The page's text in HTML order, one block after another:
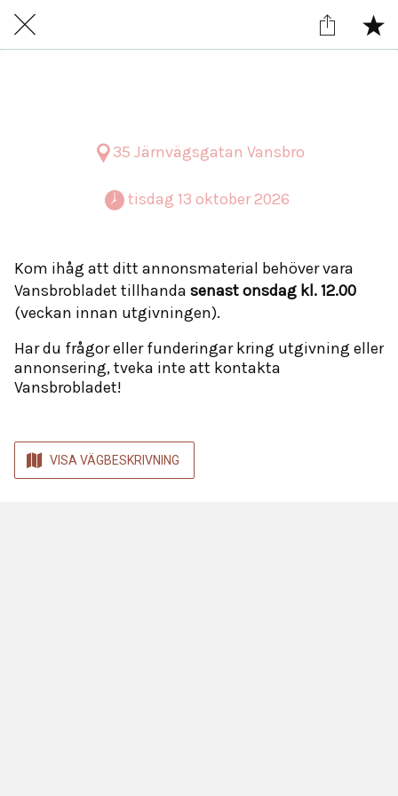
35 Järnvägsgatan Vansbro
tisdag 13 oktober 2026
Kom ihåg att ditt annonsmaterial behöver vara
Vansbrobladet tillhanda senast onsdag kl. 12.00
(veckan innan utgivningen).
Har du frågor eller funderingar kring utgivning eller
annonsering, tveka inte att kontakta
Vansbrobladet!
VISA VÄGBESKRIVNING